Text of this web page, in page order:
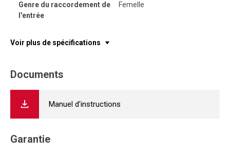
Genre du raccordement de
l'entrée
Femelle
Voir plus de spécifications
Documents
Manuel d'instructions
Garantie